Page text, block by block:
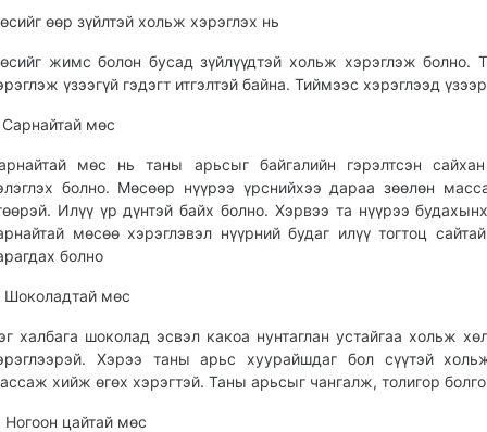
өөр зүйлтэй хольж хэрэглэх нь
жимс болон бусад зүйлүүдтэй хольж хэрэглэж болно.
үзээгүй гэдэгт итгэлтэй байна. Тиймээс хэрэглээд
Сарнайтай мөс
мөс нь таны арьсыг байгалийн гэрэлтсэн
болно. Мөсөөр нүүрээ үрснийхээ дараа зөөлөн
Илүү үр дүнтэй байх болно. Хэрвээ та нүүрээ
мөсөө хэрэглэвэл нүүрний будаг илүү тогтоц
болно
Шоколадтай мөс
халбага шоколад эсвэл какоа нунтаглан устайгаа хольж
Хэрээ таны арьс хуурайшдаг бол сүүтэй
хийж өгөх хэрэгтэй. Таны арьсыг чангалж, толигор
Ногоон цайтай мөс